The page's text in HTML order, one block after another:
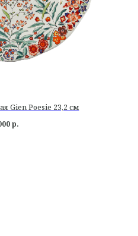
Gien Poesie 23,2 см
р.